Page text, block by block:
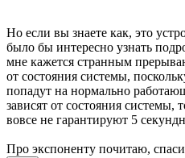
Но если вы знаете как, это
было бы интересно узнать
мне кажется странным
от состояния системы,
попадут на нормально
зависят от состояния системы,
вовсе не гарантируют 5
Про экспоненту почитаю,